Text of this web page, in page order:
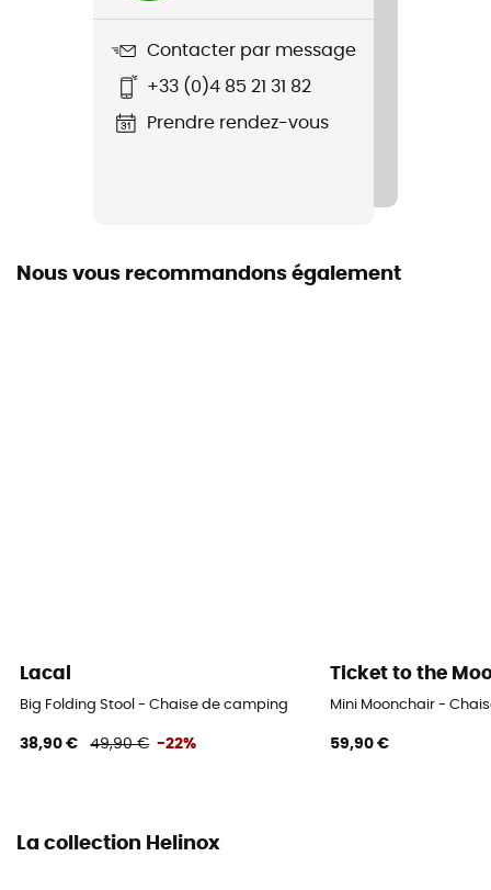
Dimensions repliées
46,5 x 11 x 14 cm
Contacter par message
+33 (0)4 85 21 31 82
Prendre rendez-vous
Nous vous recommandons également
Lacal
Big Folding Stool - Chaise de camping
38,90 € 49,90 € -22%
Ticket to the
Mini Moonchair -
59,90 €
La collection Helinox